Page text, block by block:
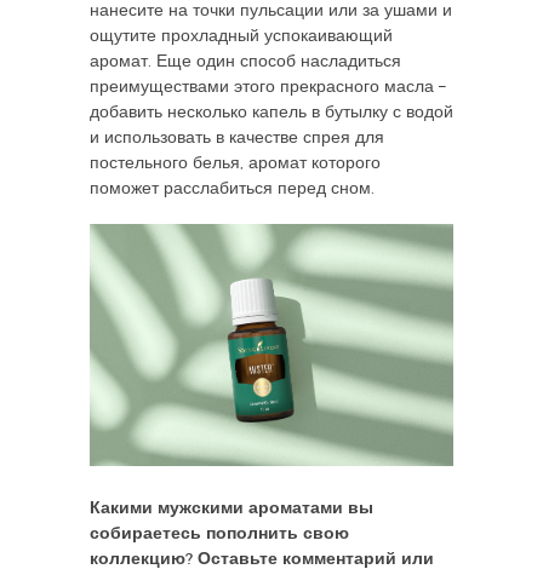
нанесите на точки пульсации или за ушами и
ощутите прохладный успокаивающий
аромат. Еще один способ насладиться
преимуществами этого прекрасного масла –
добавить несколько капель в бутылку с водой
и использовать в качестве спрея для
постельного белья, аромат которого
поможет расслабиться перед сном.
Какими мужскими ароматами вы
собираетесь пополнить свою
коллекцию? Оставьте комментарий или